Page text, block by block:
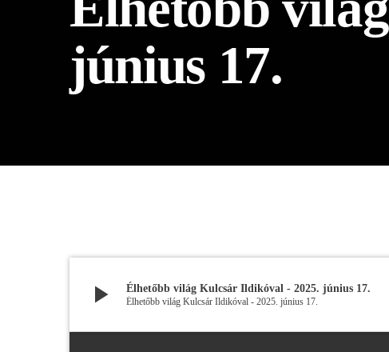
BÚCSÚZIK A MEX RÁDIÓ - MEX BÚCSÚ BESZÉDE
június 17.
play_arrow Élhetőbb világ Kulcsár Ildikóval - 2025. június 17.
Élhetőbb világ Kulcsár Ildikóval - 2025. június 17.